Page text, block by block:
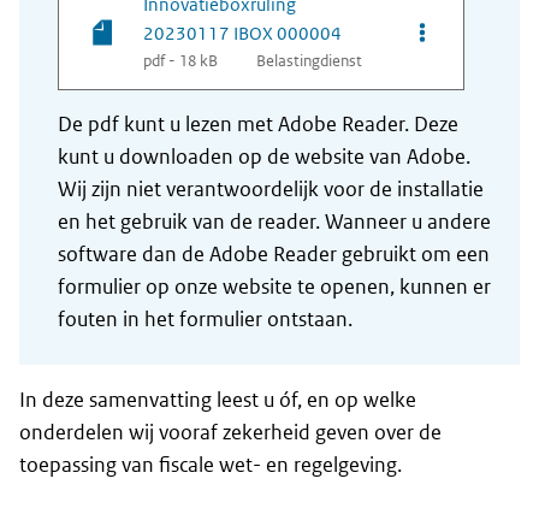
20230117 IBOX 000004
pdf - 18 kB Belastingdienst
Opties van
De pdf kunt u lezen met Adobe Reader. Deze
kunt u downloaden op de website van Adobe.
Wij zijn niet verantwoordelijk voor de installatie
en het gebruik van de reader. Wanneer u andere
software dan de Adobe Reader gebruikt om een
formulier op onze website te openen, kunnen er
fouten in het formulier ontstaan.
In deze samenvatting leest u óf, en op welke
onderdelen wij vooraf zekerheid geven over de
toepassing van fiscale wet- en regelgeving.